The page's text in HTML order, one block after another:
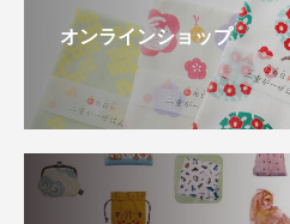
オンラインショップ